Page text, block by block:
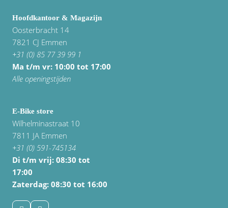
Hoofdkantoor & Magazijn
Oosterbracht 14
7821 CJ Emmen
+31 (0) 85 77 39 99 1
Ma t/m vr: 10:00 tot 17:00
Alle openingstijden
E-Bike store
Wilhelminastraat 10
7811 JA Emmen
+31 (0) 591-745134
Di t/m vrij: 08:30 tot
17:00
Zaterdag: 08:30 tot 16:00